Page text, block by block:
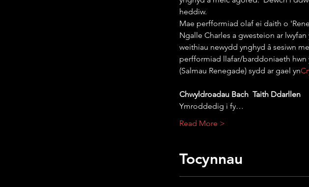
heddiw.
Mae perfformiad olaf ei daith o
Ngalle Charles a gwesteion ar
weithiau newydd ynghyd â sesiwn
perfformiad llafar/barddoniaeth hwn
(Salmau Renegade) sydd ar gael yn
Chwyldroadau Bach  Taith Ddarllen
Ymroddedig i fy…
Read More >
Tocynnau